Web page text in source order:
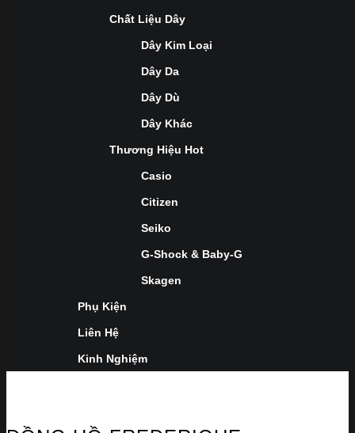
Chất Liệu Dây
Dây Kim Loại
Dây Da
Dây Dù
Dây Khác
Thương Hiệu Hot
Casio
Citizen
Seiko
G-Shock & Baby-G
Skagen
Phụ Kiện
Liên Hệ
Kinh Nghiệm